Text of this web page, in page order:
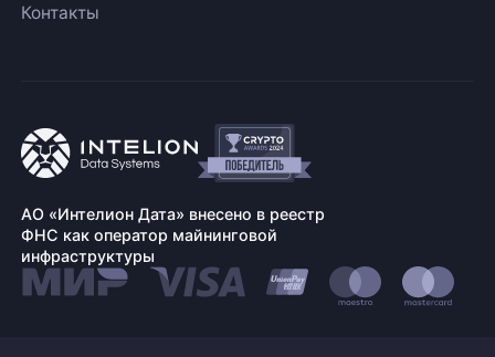
Контакты
АО «Интелион Дата» внесено в реестр
ФНС как оператор майнинговой
инфраструктуры